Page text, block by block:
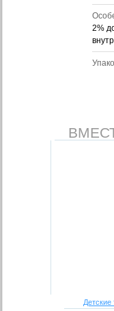
2%